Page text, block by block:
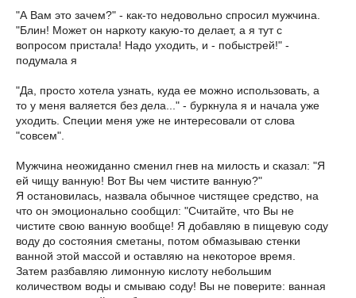
"А Вам это зачем?" - как-то недовольно спросил мужчина.
"Блин! Может он наркоту какую-то делает, а я тут с
вопросом пристала! Надо уходить, и - побыстрей!" -
подумала я
"Да, просто хотела узнать, куда ее можно использовать, а
то у меня валяется без дела..." - буркнула я и начала уже
уходить. Специи меня уже не интересовали от слова
"совсем".
Мужчина неожиданно сменил гнев на милость и сказал: "Я
ей чищу ванную! Вот Вы чем чистите ванную?"
Я остановилась, назвала обычное чистящее средство, на
что он эмоционально сообщил: "Считайте, что Вы не
чистите свою ванную вообще! Я добавляю в пищевую соду
воду до состояния сметаны, потом обмазываю стенки
ванной этой массой и оставляю на некоторое время.
Затем разбавляю лимонную кислоту небольшим
количеством воды и смываю соду! Вы не поверите: ванная